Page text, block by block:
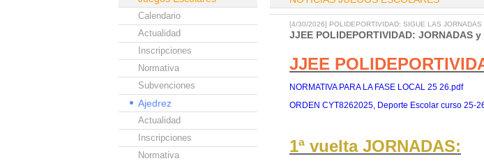
Calendario
Actualidad
Inscripciones
Normativa
Subvenciones
Ajedrez
Actualidad
Inscripciones
Normativa
[4/30/2026] POLIDEPORTIVIDAD: SIGUE LAS JORNADAS
JJEE POLIDEPORTIVIDAD: JORNADAS y
JJEE
NORMATIVA PARA LA FASE LOCAL 25 26.pdf
ORDEN CYT8262025, Deporte Escolar curso 25-
1ª vuelta JORNADAS: